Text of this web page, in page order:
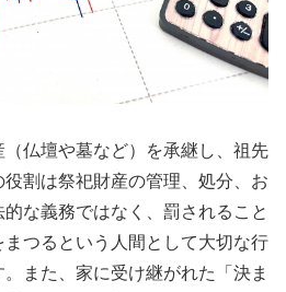
仏壇や墓など）を承継し、祖先
割は祭祀財産の管理、処分、お
な義務ではなく、罰されること
つるという人間として大切な行
また、家に受け継がれた「決ま